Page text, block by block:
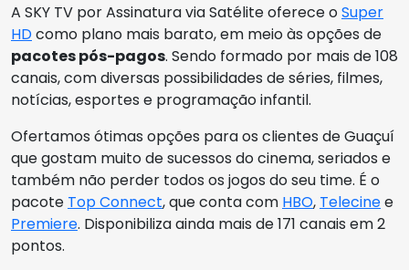
A SKY TV por Assinatura via Satélite oferece oSuper
HDcomo plano mais barato, em meio às opções de
pacotes pós-pagos. Sendo formado por mais de 108
canais, com diversas possibilidades de séries, filmes,
notícias, esportes e programação infantil.
Ofertamos ótimas opções para os clientes de Guaçuí
que gostam muito de sucessos do cinema, seriados e
também não perder todos os jogos do seu time. É o
pacote Top Connect, que conta com HBO, Telecinee
Premiere. Disponibiliza ainda mais de 171 canais em 2
pontos.